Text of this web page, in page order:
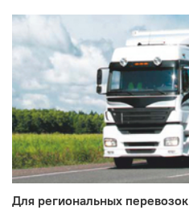
Для региональных перевозок